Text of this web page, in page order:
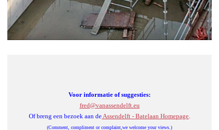
Voor informatie of suggesties:
fred@vanassendelft.eu
Of breng een bezoek aan deAssendelft - Batelaan Homepage.
(Comment, compliment or complaint,we welcome your views.)